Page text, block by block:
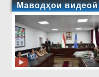
Маводҳои видеоӣ